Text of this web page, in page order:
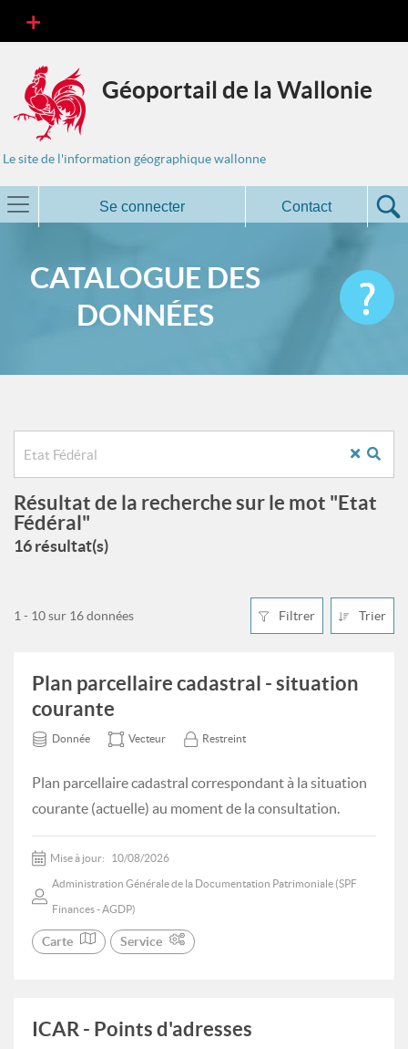
Géoportail de la Wallonie
Le site de l'information géographique wallonne
Se connecter Contact
CATALOGUE DES
DONNÉES
Résultat de la recherche sur le mot "Etat
Fédéral"
16 résultat(s)
Filtrer Trier
1 - 10 sur 16 données
Plan parcellaire cadastral - situation
courante
Donnée Vecteur Restreint
Plan parcellaire cadastral correspondant à la situation
courante (actuelle) au moment de la consultation.
Mise à jour: 10/08/2026
Administration Générale de la Documentation Patrimoniale (SPF
Finances - AGDP)
Carte Service
ICAR - Points d'adresses